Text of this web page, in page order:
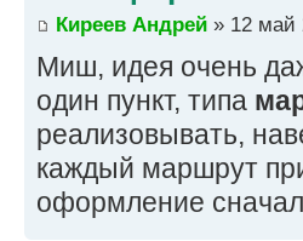
Киреев Андрей » 12 май
Миш, идея очень
один пункт, типа
реализовывать,
каждый маршрут
оформление